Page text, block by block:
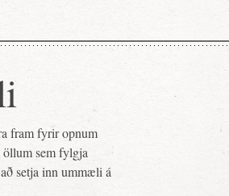
fram fyrir opnum
sem fylgja
að setja inn ummæli á